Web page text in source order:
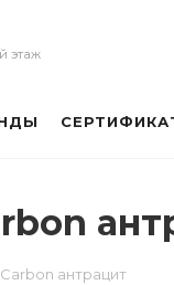
этаж
антрацит